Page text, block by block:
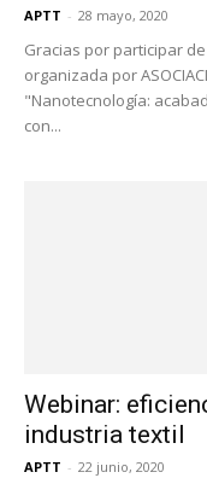
APTT - 28 mayo, 2020
Gracias por participar
organizada por
"Nanotecnología:
con...
Webinar:
industria textil
APTT - 22 junio, 2020